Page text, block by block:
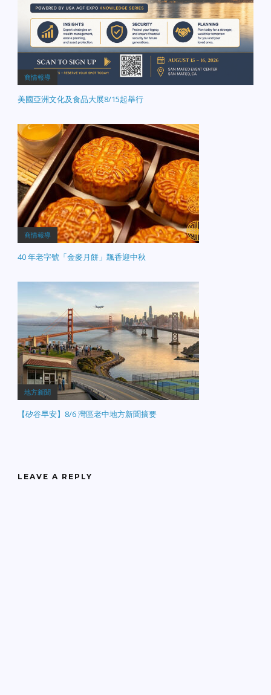
商情報導
美國亞洲文化及食品大展8/15起舉行
商情報導
40 年老字號「金麥月餅」飄香迎中秋
地方新聞
【矽谷早安】8/6 灣區老中地方新聞摘要
LEAVE A REPLY